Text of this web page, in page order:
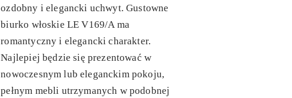
ozdobny i elegancki uchwyt. Gustowne
biurko włoskie LE V169/A ma
romantyczny i elegancki charakter.
Najlepiej będzie się prezentować w
nowoczesnym lub eleganckim pokoju,
pełnym mebli utrzymanych w podobnej